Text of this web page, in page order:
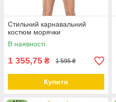
Стильний карнавальний
костюм морячки
В наявності
1 355,75 ₴ 1 595 ₴
Купити